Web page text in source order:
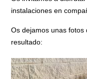
instalaciones en
Os dejamos unas
resultado: